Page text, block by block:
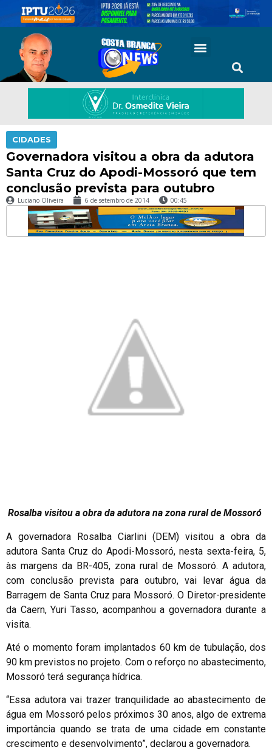
CIDADES
Governadora visitou a obra da adutora
Santa Cruz do Apodi-Mossoró que tem
conclusão prevista para outubro
Luciano Oliveira 6 de setembro de 2014 00:45
Rosalba visitou a obra da adutora na zona rural de Mossoró
A governadora Rosalba Ciarlini (DEM) visitou a obra da
adutora Santa Cruz do Apodi-Mossoró, nesta sexta-feira, 5,
às margens da BR-405, zona rural de Mossoró. A adutora,
com conclusão prevista para outubro, vai levar água da
Barragem de Santa Cruz para Mossoró. O Diretor-presidente
da Caern, Yuri Tasso, acompanhou a governadora durante a
visita.
Até o momento foram implantados 60 km de tubulação, dos
90 km previstos no projeto. Com o reforço no abastecimento,
Mossoró terá segurança hídrica.
“Essa adutora vai trazer tranquilidade ao abastecimento de
água em Mossoró pelos próximos 30 anos, algo de extrema
importância quando se trata de uma cidade em constante
crescimento e desenvolvimento”, declarou a governadora.